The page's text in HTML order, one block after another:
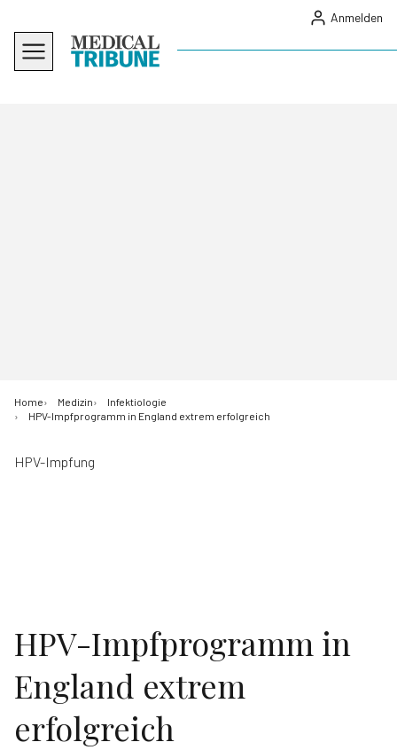
Anmelden
Home Medizin
Infektiologie
HPV-Impfprogramm in England extrem erfolgreich
HPV-Impfung
HPV-Impfprogramm in
England extrem
erfolgreich